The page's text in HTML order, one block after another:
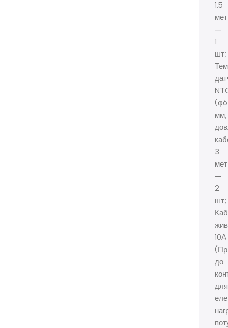
1.5
—
1
шт;
мм,
3
—
2
шт;
10A
до
для